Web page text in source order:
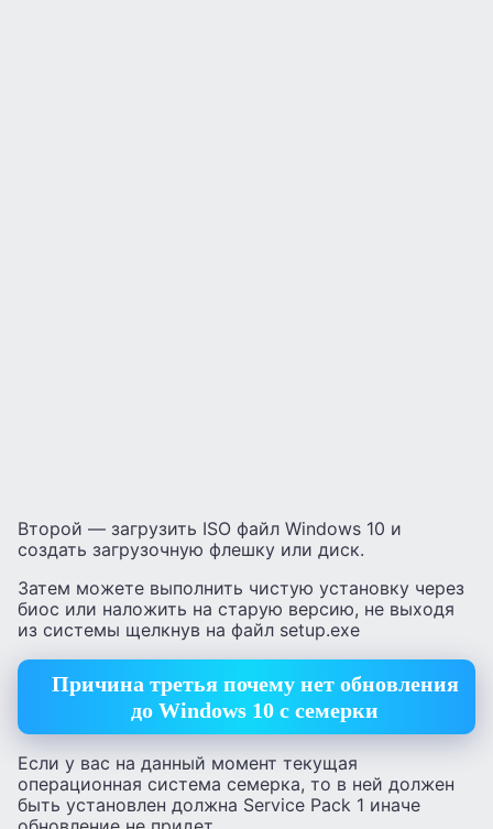
Второй — загрузить ISO файл Windows 10 и
создать загрузочную флешку или диск.
Затем можете выполнить чистую установку через
биос или наложить на старую версию, не выходя
из системы щелкнув на файл setup.exe
Причина третья почему нет обновления
до Windows 10 с семерки
Если у вас на данный момент текущая
операционная система семерка, то в ней должен
быть установлен должна Service Pack 1 иначе